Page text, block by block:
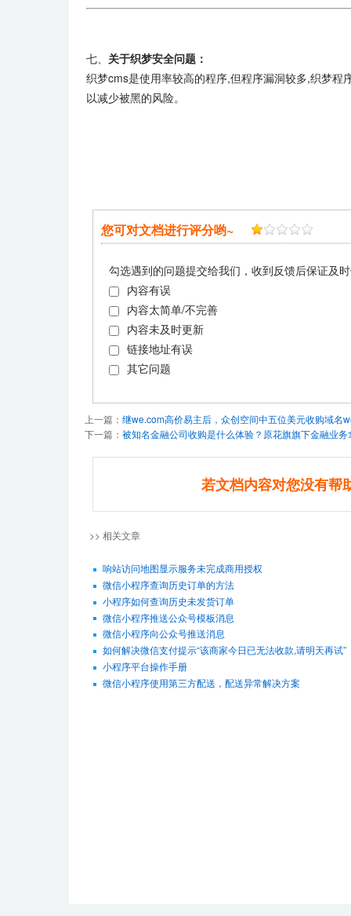
七、 关于织梦安全问题：
织梦cms是使用率较高的程序,但程序漏洞较多,织梦
以减少被黑的风险。
您可对文档进行评分哟~
勾选遇到的问题提交给我们，收到反馈后保证及
内容有误
内容太简单/不完善
内容未及时更新
链接地址有误
其它问题
上一篇： 继we.com高价易主后，众创空间中五位美元收购域名
下一篇： 被知名金融公司收购是什么体验？原花旗旗下金融业务
若文档内容对您没有帮
>> 相关文章
响站访问地图显示服务未完成商用授权
微信小程序查询历史订单的方法
小程序如何查询历史未发货订单
微信小程序推送公众号模板消息
微信小程序向公众号推送消息
如何解决微信支付提示“该商家今日已无法收款,请明天再试”
小程序平台操作手册
微信小程序使用第三方配送，配送异常解决方案